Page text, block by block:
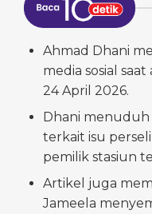
Ahmad Dhani
media sosial
24 April 2026.
Dhani menuduh
terkait isu
pemilik stasiun
Artikel juga
Jameela